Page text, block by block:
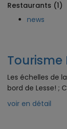
Restaurants (1)
news
Tourisme
Les échelles de
bord de Lesse! ;
voir en détail